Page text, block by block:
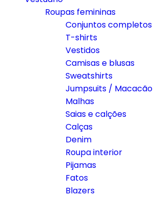
Roupas femininas
Conjuntos completos
T-shirts
Vestidos
Camisas e blusas
Sweatshirts
Jumpsuits / Macacão
Malhas
Saias e calções
Calças
Denim
Roupa interior
Pijamas
Fatos
Blazers